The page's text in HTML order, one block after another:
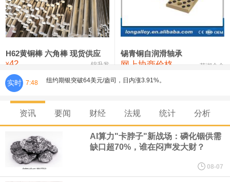
铸造铝合金锭(ZLD104) 24,300—24,500 24,400
压铸锌合金锭 26,500—26,700
氯化镍 38,300—40,300 39,300 0
H62黄铜棒 六角棒 现货供应
¥42 锦升发
锡青铜自润滑轴承
网上协商价格 芜湖合金
实时 7:48
纽约期银突破64美元/盎司，日内涨3.91%。
稳定的三大有利因素带动下，预期第3季度营运将优于第2季度，并
进一步扩大全年营运成果。
美国国会预算办公室（CBO）于当地时间5日发布报告称，美国海军
资讯 要闻 财经 法规 统计 分析
AI算力"卡脖子"新战场：磷化铟供需
缺口超70%，谁在闷声发大财？
08-07